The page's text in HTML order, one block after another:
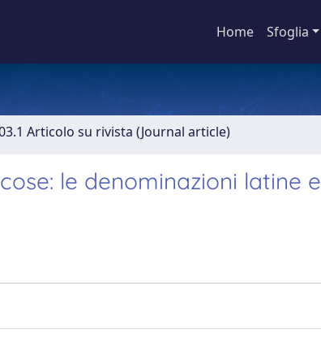
Home Sfoglia
Articolo su rivista (Journal article)
le denominazioni latine e